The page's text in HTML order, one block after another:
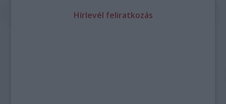
Hírlevél feliratkozás